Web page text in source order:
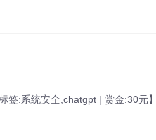
:系统安全,chatgpt | 赏金:30元